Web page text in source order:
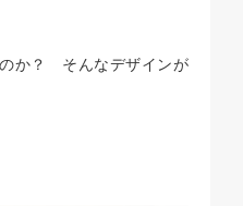
か？ そんなデザインが